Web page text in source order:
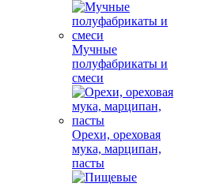
Мучные
полуфабрикаты и
смеси
Орехи, ореховая
мука, марципан,
пасты